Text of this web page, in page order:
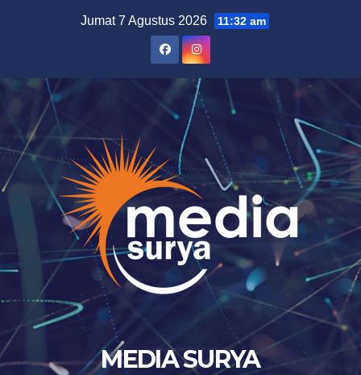
Jumat 7 Agustus 2026 11:32 am
MEDIA SURYA